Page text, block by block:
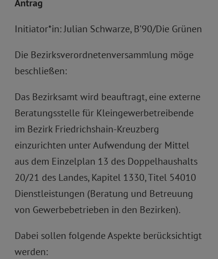
Antrag
Initiator*in: Julian Schwarze, B’90/Die Grünen
Die Bezirksverordnetenversammlung möge
beschließen:
Das Bezirksamt wird beauftragt, eine externe
Beratungsstelle für Kleingewerbetreibende
im Bezirk Friedrichshain-Kreuzberg
einzurichten unter Aufwendung der Mittel
aus dem Einzelplan 13 des Doppelhaushalts
20/21 des Landes, Kapitel 1330, Titel 54010
Dienstleistungen (Beratung und Betreuung
von Gewerbebetrieben in den Bezirken).
Dabei sollen folgende Aspekte berücksichtigt
werden: